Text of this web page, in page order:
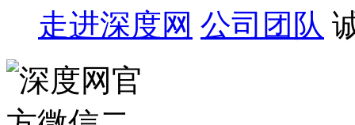
走进深度网 公司团队